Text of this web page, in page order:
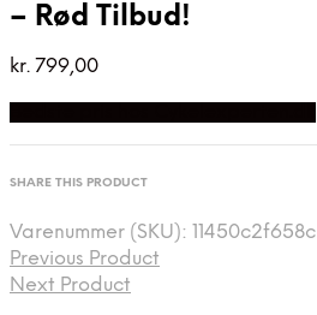
– Rød Tilbud!
kr. 799,00
SHARE THIS PRODUCT
Varenummer (SKU): 11450c2f658c
Previous Product
Next Product